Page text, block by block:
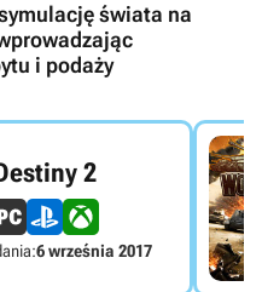
świata na
i podaży
2
6 września 2017